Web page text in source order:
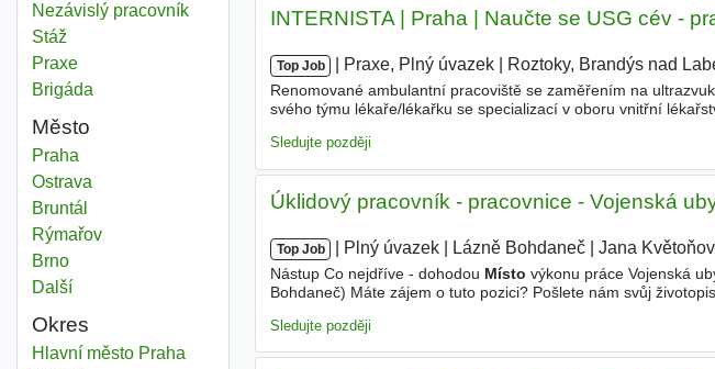
Nezávislý pracovník
Stáž
Praxe
Brigáda
Město
Místo částečný úvazek
Praha
Místo částečný úvazek
Ostrava
Místo částečný úvazek
Bruntál
Místo částečný úvazek
Rýmařov
Místo částečný úvazek
Brno
Dalšíměsta
Okres
Místo částečný úvazek
Hlavní město Praha
INTERNISTA | Praha | Naučte se USG cév -
Top Job Praxe, Plný úvazek Roztoky, Brandýs nad
Renomované ambulantní pracoviště se zaměřením na
svého týmu lékaře/lékařku se specializací v oboru vnitřní
Sledujte později
Úklidový pracovník - pracovnice - Vojenská
Top Job Plný úvazek Lázně Bohdaneč Jana
Nástup Co nejdříve - dohodou Místo výkonu práce Vojenská
Bohdaneč) Máte zájem o tuto pozici? Pošlete nám svůj
Sledujte později